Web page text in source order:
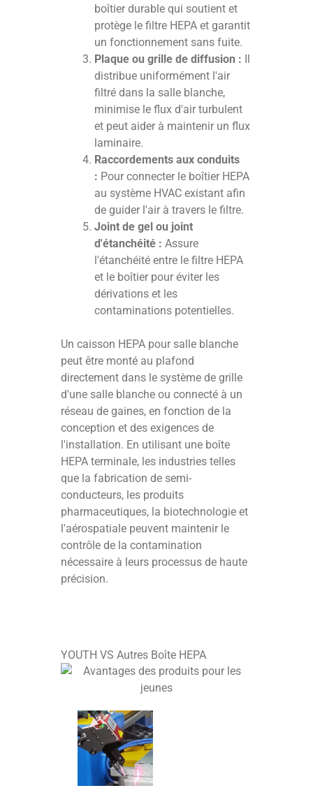
boîtier durable qui soutient et
protège le filtre HEPA et garantit
un fonctionnement sans fuite.
Plaque ou grille de diffusion : Il
distribue uniformément l'air
filtré dans la salle blanche,
minimise le flux d'air turbulent
et peut aider à maintenir un flux
laminaire.
Raccordements aux conduits
: Pour connecter le boîtier HEPA
au système HVAC existant afin
de guider l'air à travers le filtre.
Joint de gel ou joint
d'étanchéité : Assure
l'étanchéité entre le filtre HEPA
et le boîtier pour éviter les
dérivations et les
contaminations potentielles.
Un caisson HEPA pour salle blanche
peut être monté au plafond
directement dans le système de grille
d'une salle blanche ou connecté à un
réseau de gaines, en fonction de la
conception et des exigences de
l'installation. En utilisant une boîte
HEPA terminale, les industries telles
que la fabrication de semi-
conducteurs, les produits
pharmaceutiques, la biotechnologie et
l'aérospatiale peuvent maintenir le
contrôle de la contamination
nécessaire à leurs processus de haute
précision.
YOUTH VS Autres Boîte HEPA